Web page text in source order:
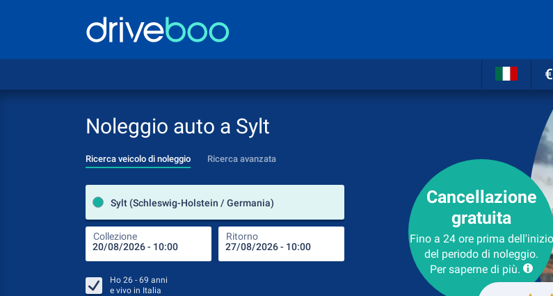
€
Noleggio auto a Sylt
Ricerca veicolo di noleggio Ricerca avanzata
Sylt (Schleswig-Holstein / Germania)
Collezione Ritorno
Luogo del noleggio
Luogo di ritorno
Ritorno
Ho 26 - 69 anni
e vivo in Italia
Cancellazione
gratuita
Fino a 24 ore prima dell'inizio
del periodo di noleggio.
Per saperne di più.